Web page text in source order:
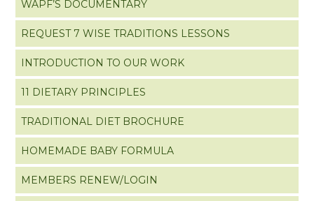
WAPF’S DOCUMENTARY
REQUEST 7 WISE TRADITIONS LESSONS
INTRODUCTION TO OUR WORK
11 DIETARY PRINCIPLES
TRADITIONAL DIET BROCHURE
HOMEMADE BABY FORMULA
MEMBERS RENEW/LOGIN